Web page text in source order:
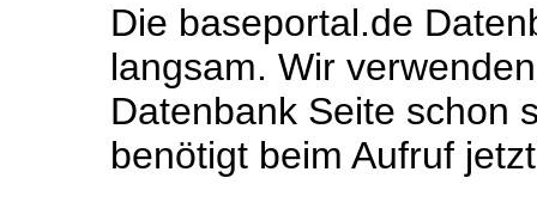
Die baseportal.de
langsam. Wir
Datenbank Seite schon
benötigt beim Aufruf